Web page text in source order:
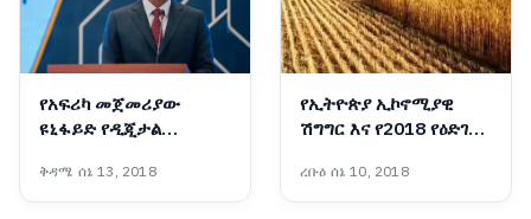
የአፍሪካ መጀመሪያው
ዩኒፋይድ የዲጂታል
‘መሶብ’ ወደ ሞባይል ስልኮች
ተሸጋግሯል፡- ጠቅላይ
ቅዳሜ ሰኔ 13, 2018
የኢትዮጵያ ኢኮኖሚያዊ
ሽግግር እና የ2018 የዕድገት
ረቡዕ ሰኔ 10, 2018